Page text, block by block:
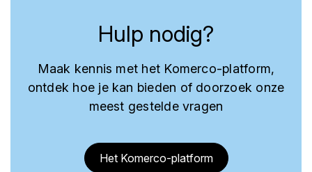
Hulp nodig?
Maak kennis met het Komerco-platform,
ontdek hoe je kan bieden of doorzoek onze
meest gestelde vragen
Het Komerco-platform